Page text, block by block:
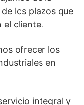
los plazos que
el cliente.
ofrecer los
en
integral y